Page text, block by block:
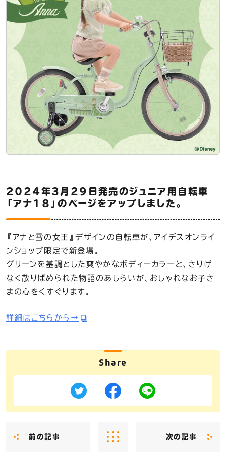
2024年3月29日発売のジュニア用自転車
「アナ18」のページをアップしました。
『アナと雪の女王』デザインの自転車が、アイデスオンライ
ンショップ限定で新登場。
グリーンを基調とした爽やかなボディーカラーと、さりげ
なく散りばめられた物語のあしらいが、おしゃれなお子さ
まの心をくすぐります。
詳細はこちらから→
Share
前の記事 次の記事